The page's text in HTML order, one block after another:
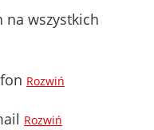
na wszystkich
Rozwiń
Rozwiń